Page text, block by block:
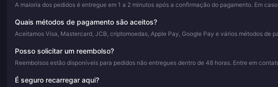
A maioria dos pedidos é entregue em 1 a 2 minutos após a confirmação do pagamento. Em
Quais métodos de pagamento são aceitos?
Aceitamos Visa, Mastercard, JCB, criptomoedas, Apple Pay, Google Pay e vários métodos de
Posso solicitar um reembolso?
Reembolsos estão disponíveis para pedidos não entregues dentro de 48 horas. Entre em
É seguro recarregar aqui?